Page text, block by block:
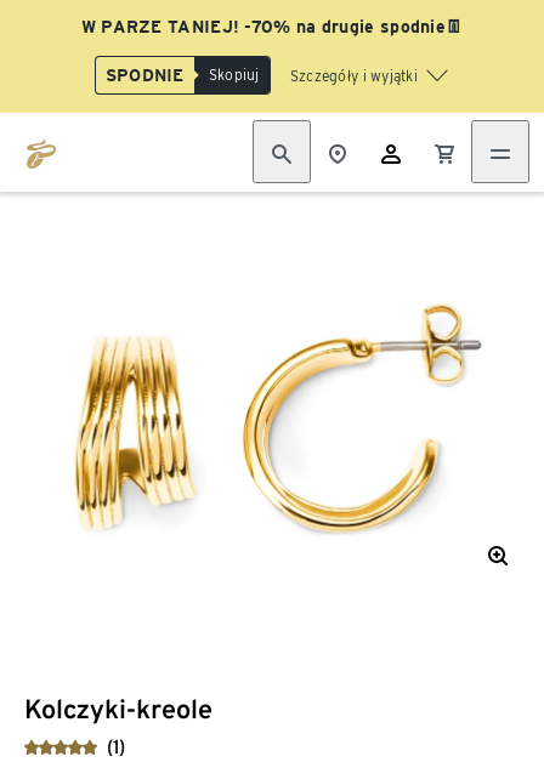
W PARZE TANIEJ! -70% na drugie spodnie👖
SPODNIE Skopiuj Szczegóły i wyjątki
Kolczyki-kreole
(1)